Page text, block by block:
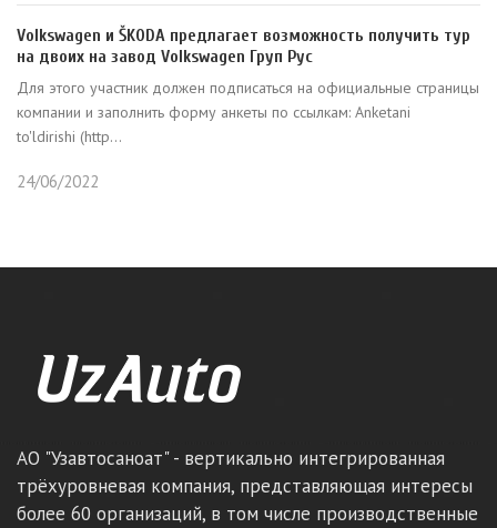
Volkswagen и ŠKODA предлагает возможность получить тур
на двоих на завод Volkswagen Груп Рус
Для этого участник должен подписаться на официальные страницы
компании и заполнить форму анкеты по ссылкам: Anketani
to'ldirishi (http...
24/06/2022
АО "Узавтосаноат" - вертикально интегрированная
трёхуровневая компания, представляющая интересы
более 60 организаций, в том числе производственные